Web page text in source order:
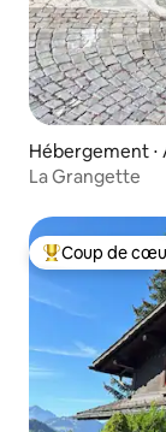
Hébergement ⋅
La Grangette
Coups de cœur
Coup de